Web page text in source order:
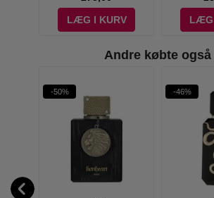
LÆG I KURV
LÆG
Andre købte også
-50% -46%